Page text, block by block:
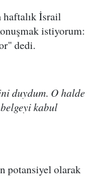
haftalık İsrail
istiyorum:
dedi.
duydum. O halde
kabul
potansiyel olarak